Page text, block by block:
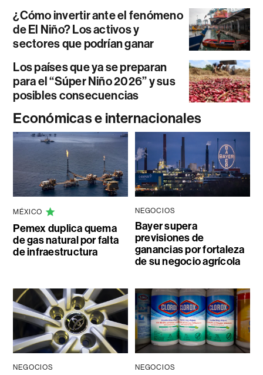
¿Cómo invertir ante el fenómeno
de El Niño? Los activos y
sectores que podrían ganar
Los países que ya se preparan
para el “Súper Niño 2026” y sus
posibles consecuencias
Económicas e internacionales
MÉXICO
Pemex duplica quema
de gas natural por falta
de infraestructura
NEGOCIOS
Bayer supera
previsiones de
ganancias por fortaleza
de su negocio agrícola
NEGOCIOS NEGOCIOS